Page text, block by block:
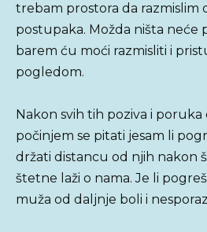
trebam prostora da razmislim
postupaka. Možda ništa neće
barem ću moći razmisliti i
pogledom.
Nakon svih tih poziva i
počinjem se pitati jesam li
držati distancu od njih nakon
štetne laži o nama. Je li
muža od daljnje boli i